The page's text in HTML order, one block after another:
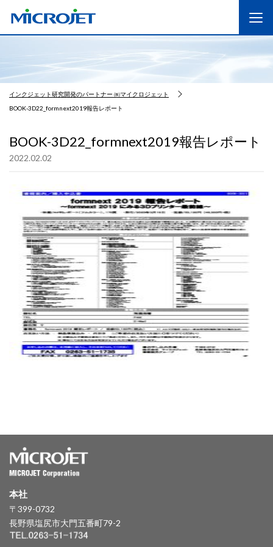
インクジェット研究開発のパートナー ㈱マイクロジェット
BOOK-3D22_formnext2019報告レポート
BOOK-3D22_formnext2019報告レポート
2022.02.02
本社
〒399-0732
長野県塩尻市大門五番町79-2